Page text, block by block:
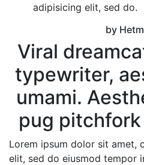
adipisicing elit, sed do.
by
Viral
typewriter,
umami.
pug
Lorem ipsum dolor sit amet,
elit, sed do eiusmod tempor